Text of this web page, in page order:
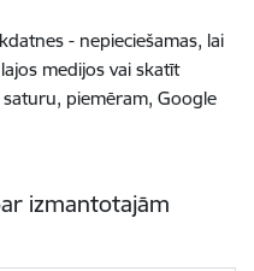
- nepieciešamas, lai
medijos vai skatīt
piemēram, Google
izmantotajām